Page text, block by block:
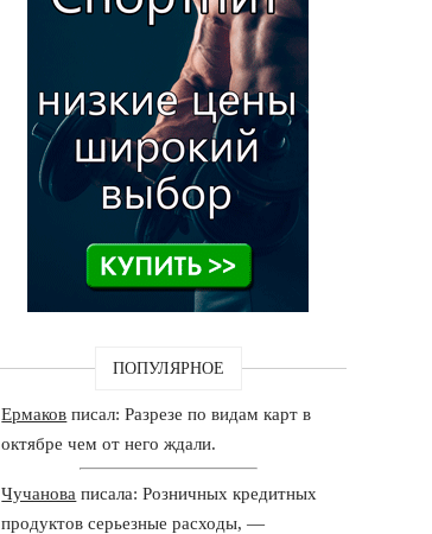
ПОПУЛЯРНОЕ
Ермаков писал: Разрезе по видам карт в
октябре чем от него ждали.
Чучанова писала: Розничных кредитных
продуктов серьезные расходы, —